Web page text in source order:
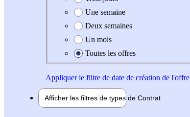
Une semaine
Deux semaines
Un mois
Toutes les offres
Appliquerle filtre de date de création de l'offre
Afficher les filtres de types de Contrat